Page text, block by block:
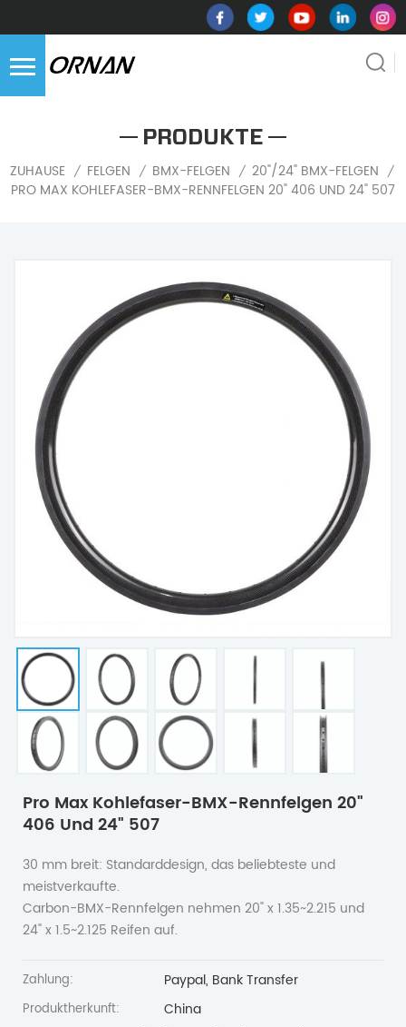
PRODUKTE
ZUHAUSE / FELGEN / BMX-FELGEN / 20"/24" BMX-FELGEN /
PRO MAX KOHLEFASER-BMX-RENNFELGEN 20" 406 UND 24" 507
Pro Max Kohlefaser-BMX-Rennfelgen 20"
406 Und 24" 507
30 mm breit: Standarddesign, das beliebteste und
meistverkaufte.
Carbon-BMX-Rennfelgen nehmen 20" x 1.35~2.215 und
24" x 1.5~2.125 Reifen auf.
Zahlung: Paypal, Bank Transfer
Produktherkunft: China